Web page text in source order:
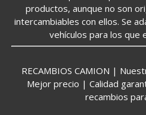
productos, aunque no son
intercambiables con ellos. Se
vehículos para los que
RECAMBIOS CAMION |
Mejor precio | Calidad
recambios